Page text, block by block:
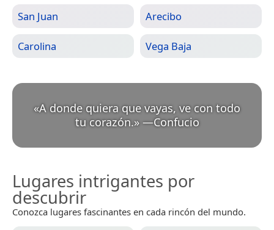
San Juan Arecibo
Carolina Vega Baja
«A donde quiera que vayas, ve con todo
tu corazón.» —Confucio
Lugares intrigantes por
descubrir
Conozca lugares fascinantes en cada rincón del mundo.